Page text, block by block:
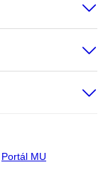
Portál MU